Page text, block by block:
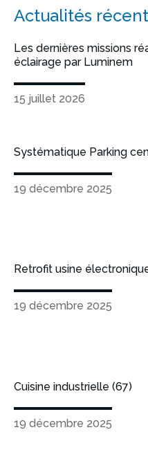
Actualités
Les dernières missions
éclairage par Luminem
15 juillet 2026
Systématique Parking
19 décembre 2025
Retrofit usine
19 décembre 2025
Cuisine industrielle (67)
19 décembre 2025